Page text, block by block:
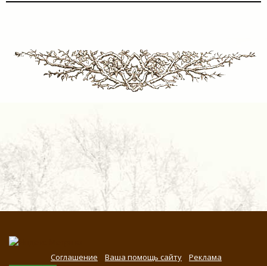
Соглашение Ваша помощь сайту Реклама